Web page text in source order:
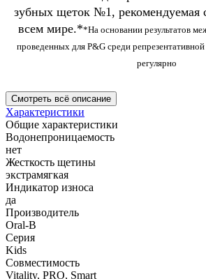
зубных щеток №1, рекомендуемая
всем мире.**На основании результатов
проведенных для P&G среди
регулярно
Смотреть всё описание
Характеристики
Общие характеристики
Водонепроницаемость
нет
Жесткость щетины
экстрамягкая
Индикатор износа
да
Производитель
Oral-B
Серия
Kids
Совместимость
Vitality, PRO, Smart